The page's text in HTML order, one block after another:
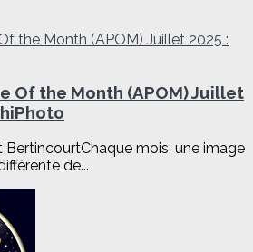
Of the Month (APOM) Juillet
BertincourtChaque mois, une image
de...